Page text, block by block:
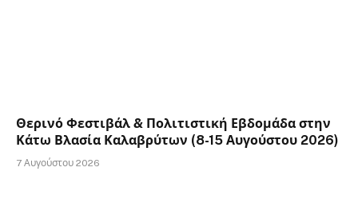
Θερινό Φεστιβάλ & Πολιτιστική Εβδομάδα στην
Κάτω Βλασία Καλαβρύτων (8-15 Αυγούστου 2026)
7 Αυγούστου 2026